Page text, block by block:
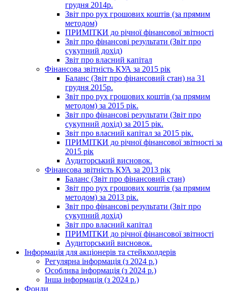
грудня 2014р.
Звіт про рух грошових коштів (за прямим
методом)
ПРИМІТКИ до річної фінансової звітності
Звіт про фінансові результати (Звіт про
сукупний дохід)
Звіт про власний капітал
Фінансова звітність КУА за 2015 рік
Баланс (Звіт про фінансовий стан) на 31
грудня 2015р.
Звіт про рух грошових коштів (за прямим
методом) за 2015 рік.
Звіт про фінансові результати (Звіт про
сукупний дохід) за 2015 рік.
Звіт про власний капітал за 2015 рік.
ПРИМІТКИ до річної фінансової звітності за
2015 рік
Аудиторський висновок.
Фінансова звітність КУА за 2013 рік
Баланс (Звіт про фінансовий стан)
Звіт про рух грошових коштів (за прямим
методом) за 2013 рік.
Звіт про фінансові результати (Звіт про
сукупний дохід)
Звіт про власний капітал
ПРИМІТКИ до річної фінансової звітності
Аудиторський висновок.
Інформація для акціонерів та стейкхолдерів
Регулярна інформація (з 2024 р.)
Особлива інформація (з 2024 р.)
Інша інформація (з 2024 р.)
Фонди